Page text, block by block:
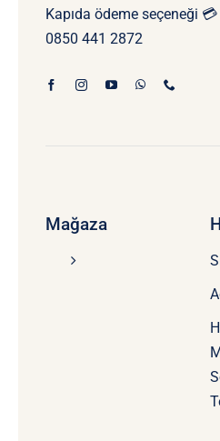
Kapıda ödeme seçeneği 💳
0850 441 2872
Mağaza